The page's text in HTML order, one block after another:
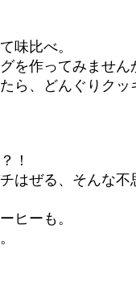
味比べ。
を作ってみません
ら、どんぐりクッ
！
はぜる、そんな不
ヒーも。